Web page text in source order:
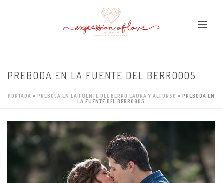
PREBODA EN LA FUENTE DEL BERRO005
PORTADA » PREBODA EN LA FUENTE DEL BERRO LAURA Y ALFONSO » PREBODA EN
LA FUENTE DEL BERRO005